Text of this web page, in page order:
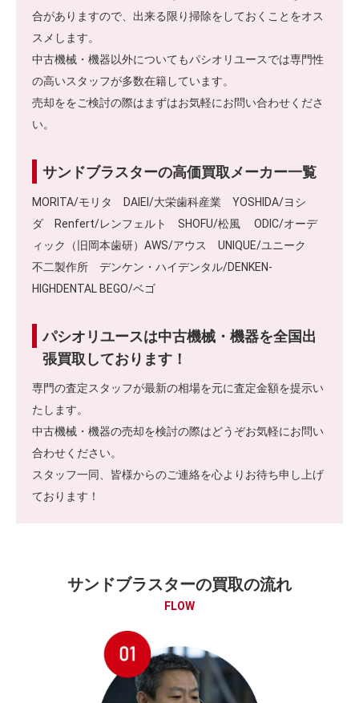
合がありますので、出来る限り掃除をしておくことをオス
スメします。
中古機械・機器以外についてもパシオリユースでは専門性
の高いスタッフが多数在籍しています。
売却ををご検討の際はまずはお気軽にお問い合わせくださ
い。
サンドブラスターの高価買取メーカー一覧
MORITA/モリタ DAIEI/大栄歯科産業 YOSHIDA/ヨシ
ダ Renfert/レンフェルト SHOFU/松風 ODIC/オーデ
ィック（旧岡本歯研）AWS/アウス UNIQUE/ユニーク
不二製作所 デンケン・ハイデンタル/DENKEN-
HIGHDENTAL BEGO/ベゴ
パシオリユースは中古機械・機器を全国出
張買取しております！
専門の査定スタッフが最新の相場を元に査定金額を提示い
たします。
中古機械・機器の売却を検討の際はどうぞお気軽にお問い
合わせください。
スタッフ一同、皆様からのご連絡を心よりお待ち申し上げ
ております！
サンドブラスターの買取の流れ
FLOW